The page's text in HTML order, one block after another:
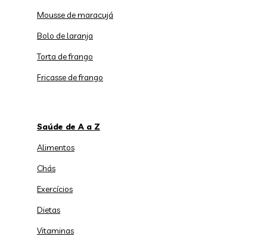
Mousse de maracujá
Bolo de laranja
Torta de frango
Fricasse de frango
Saúde de A a Z
Alimentos
Chás
Exercícios
Dietas
Vitaminas